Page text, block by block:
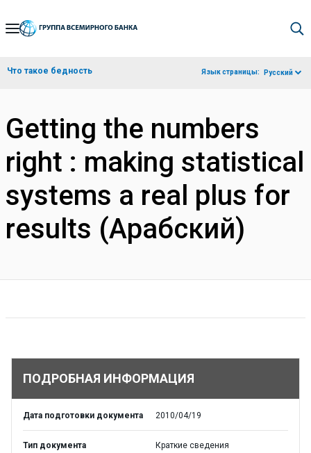
Skip
Navigation
Что такое бедность Язык страницы: Русский
Getting the numbers
right : making statistical
systems a real plus for
results (Арабский)
ПОДРОБНАЯ ИНФОРМАЦИЯ
Дата подготовки документа 2010/04/19
Тип документа Краткие сведения